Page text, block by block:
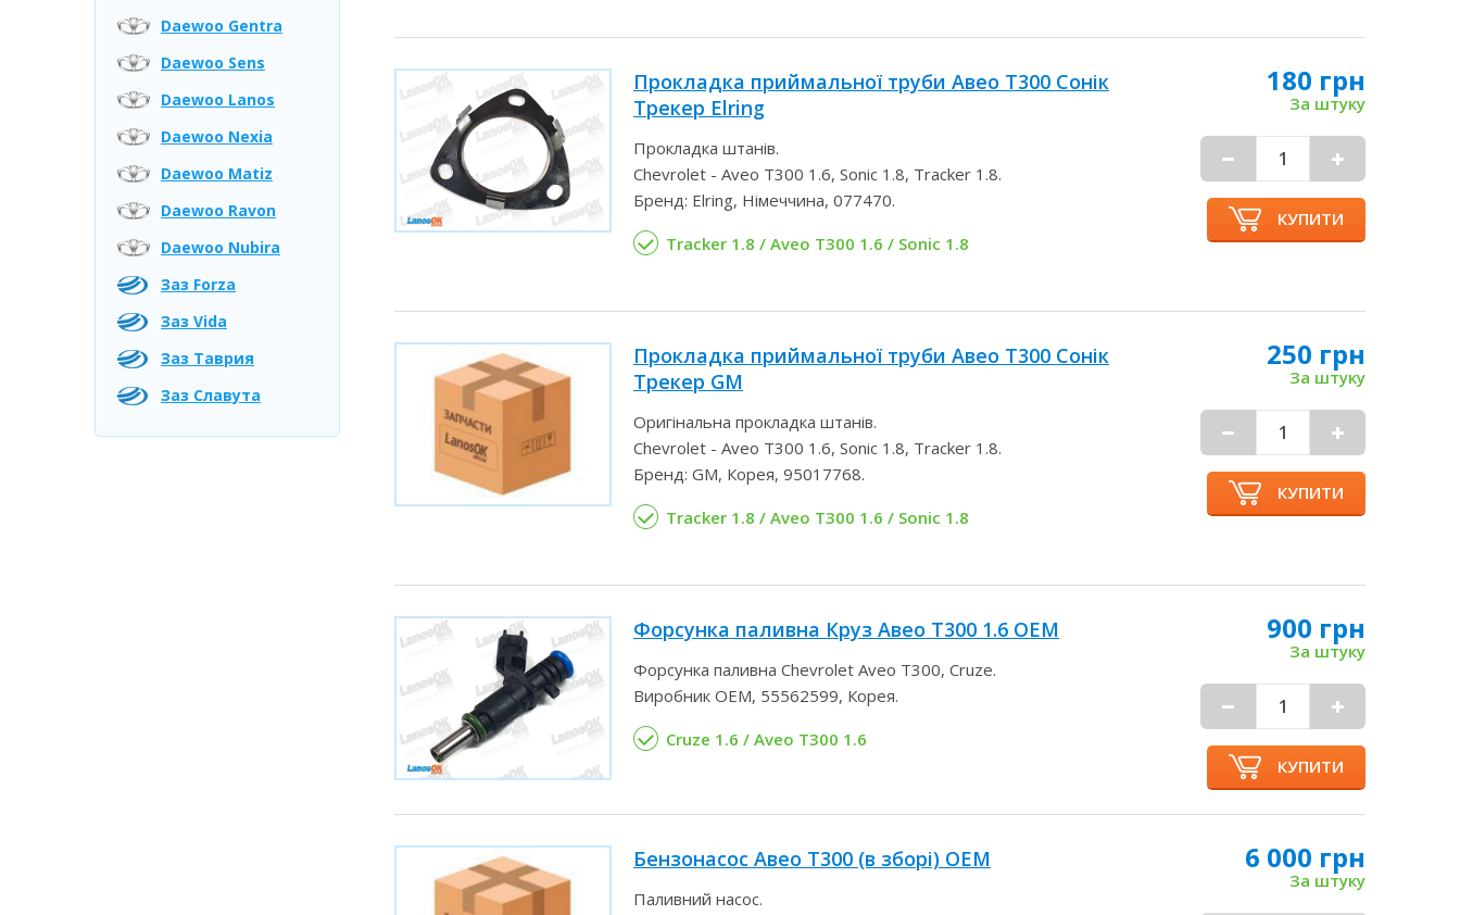
Daewoo Gentra
Daewoo Sens
Daewoo Lanos
Daewoo Nexia
Daewoo Matiz
Daewoo Ravon
Daewoo Nubira
Заз Forza
Заз Vida
Заз Таврия
Заз Славута
180 грн
За штуку
КУПИТИ
Прокладка приймальної труби Авео Т300 Сонік
Трекер Elring
Прокладка штанів.
Chevrolet - Aveo T300 1.6, Sonic 1.8, Tracker 1.8.
Бренд: Elring, Німеччина, 077470.
Tracker 1.8 / Aveo T300 1.6 / Sonic 1.8
250 грн
За штуку
КУПИТИ
Прокладка приймальної труби Авео Т300 Сонік
Трекер GM
Оригінальна прокладка штанів.
Chevrolet - Aveo T300 1.6, Sonic 1.8, Tracker 1.8.
Бренд: GM, Корея, 95017768.
Tracker 1.8 / Aveo T300 1.6 / Sonic 1.8
900 грн
За штуку
КУПИТИ
Форсунка паливна Круз Авео Т300 1.6 OEM
Форсунка паливна Chevrolet Aveo Т300, Cruze.
Виробник OEM, 55562599, Корея.
Cruze 1.6 / Aveo T300 1.6
6 000 грн
За штуку
Бензонасос Авео Т300 (в зборі) OEM
Паливний насос.